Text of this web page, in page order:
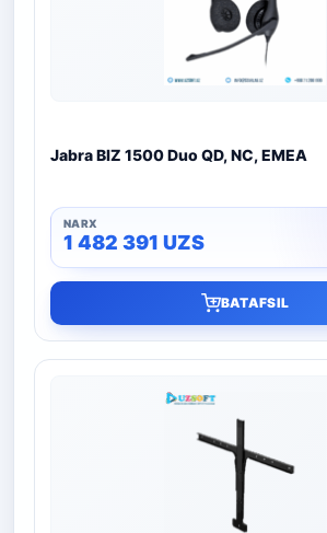
Jabra BIZ 1500 Duo QD, NC, EMEA
1 482 391 UZS
BATAFSIL